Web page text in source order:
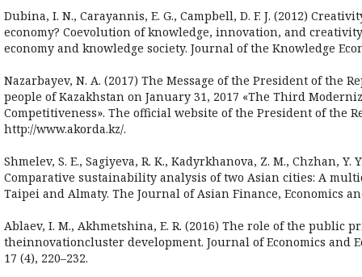
Dubina, I. N., Carayannis, E. G., Campbell, D. F. J. (2012)
economy? Coevolution of knowledge, innovation, and
economy and knowledge society. Journal of the Knowledge
Nazarbayev, N. A. (2017) The Message of the President of the
people of Kazakhstan on January 31, 2017 «The Third
Competitiveness». The official website of the President of the
http://www.akorda.kz/.
Shmelev, S. E., Sagiyeva, R. K., Kadyrkhanova, Z. M., Chzhan, Y.
Comparative sustainability analysis of two Asian cities: A
Taipei and Almaty. The Journal of Asian Finance, Economics
Ablaev, I. M., Akhmetshina, E. R. (2016) The role of the public
theinnovationcluster development. Journal of Economics and
17 (4), 220–232.